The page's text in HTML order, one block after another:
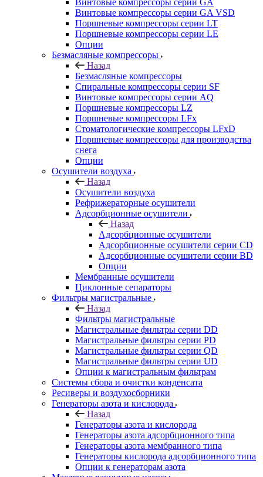
Винтовые компрессоры cерии GA
Винтовые компрессоры cерии GA VSD
Поршневые компрессоры серии LT
Поршневые компрессоры серии LE
Опции
Безмасляные компрессоры
Назад
Безмасляные компрессоры
Спиральные компрессоры серии SF
Винтовые компрессоры серии AQ
Поршневые компрессоры LZ
Поршневые компрессоры LFx
Стоматологические компрессоры LFxD
Поршневые компрессоры для производства
снега
Опции
Осушители воздуха
Назад
Осушители воздуха
Рефрижераторные осушители
Адсорбционные осушители
Назад
Адсорбционные осушители
Адсорбционные осушители серии CD
Адсорбционные осушители серии BD
Опции
Мембранные осушители
Циклонные сепараторы
Фильтры магистральные
Назад
Фильтры магистральные
Магистральные фильтры серии DD
Магистральные фильтры серии PD
Магистральные фильтры серии QD
Магистральные фильтры серии UD
Опции к магистральным фильтрам
Системы сбора и очистки конденсата
Ресиверы и воздухосборники
Генераторы азота и кислорода
Назад
Генераторы азота и кислорода
Генераторы азота адсорбционного типа
Генераторы азота мембранного типа
Генераторы кислорода адсорбционного типа
Опции к генераторам азота